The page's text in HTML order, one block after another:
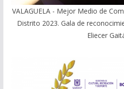
VALAGUELA - Mejor Medio de
Distrito 2023. Gala de
Eliecer